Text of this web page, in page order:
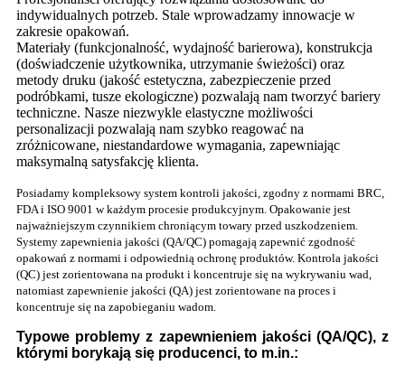
indywidualnych potrzeb. Stale wprowadzamy innowacje w
zakresie opakowań.
Materiały (funkcjonalność, wydajność barierowa), konstrukcja
(doświadczenie użytkownika, utrzymanie świeżości) oraz
metody druku (jakość estetyczna, zabezpieczenie przed
podróbkami, tusze ekologiczne) pozwalają nam tworzyć bariery
techniczne. Nasze niezwykle elastyczne możliwości
personalizacji pozwalają nam szybko reagować na
zróżnicowane, niestandardowe wymagania, zapewniając
maksymalną satysfakcję klienta.
Posiadamy kompleksowy system kontroli jakości, zgodny z normami BRC,
FDA i ISO 9001 w każdym procesie produkcyjnym. Opakowanie jest
najważniejszym czynnikiem chroniącym towary przed uszkodzeniem.
Systemy zapewnienia jakości (QA/QC) pomagają zapewnić zgodność
opakowań z normami i odpowiednią ochronę produktów. Kontrola jakości
(QC) jest zorientowana na produkt i koncentruje się na wykrywaniu wad,
natomiast zapewnienie jakości (QA) jest zorientowane na proces i
koncentruje się na zapobieganiu wadom.
Typowe problemy z zapewnieniem jakości (QA/QC), z
którymi borykają się producenci, to m.in.: